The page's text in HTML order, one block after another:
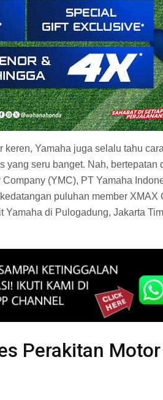
Yamaha juga selalu tahu
yang seru banget. Nah, bertepatan
(YMC), PT Yamaha
puluhan member XMAX
di Pulogadung, Jakarta
Perakitan